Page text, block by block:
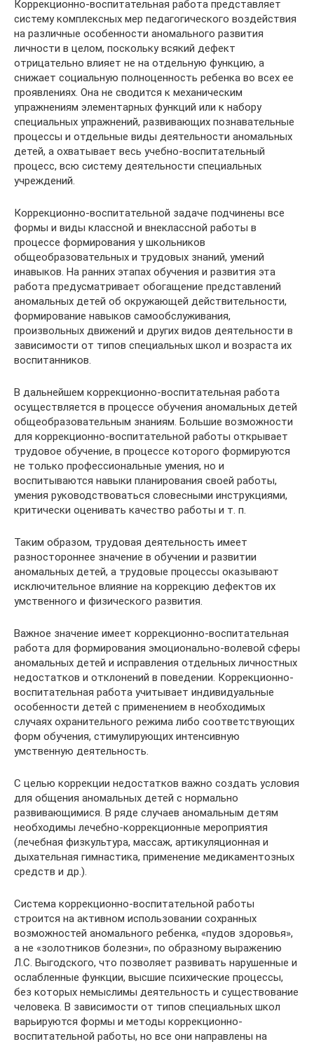
Коррекционно-воспитательная работа представляет
систему комплексных мер педагогического воздействия
на различные особенности аномального развития
личности в целом, поскольку всякий дефект
отрицательно влияет не на отдельную функцию, а
снижает социальную полноценность ребенка во всех ее
проявлениях. Она не сводится к механическим
упражнениям элементарных функций или к набору
специальных упражнений, развивающих познавательные
процессы и отдельные виды деятельности аномальных
детей, а охватывает весь учебно-воспитательный
процесс, всю систему деятельности специальных
учреждений.
Коррекционно-воспитательной задаче подчинены все
формы и виды классной и внеклассной работы в
процессе формирования у школьников
общеобразовательных и трудовых знаний, умений
инавыков. На ранних этапах обучения и развития эта
работа предусматривает обогащение представлений
аномальных детей об окружающей действительности,
формирование навыков самообслуживания,
произвольных движений и других видов деятельности в
зависимости от типов специальных школ и возраста их
воспитанников.
В дальнейшем коррекционно-воспитательная работа
осуществляется в процессе обучения аномальных детей
общеобразовательным знаниям. Большие возможности
для коррекционно-воспитательной работы открывает
трудовое обучение, в процессе которого формируются
не только профессиональные умения, но и
воспитываются навыки планирования своей работы,
умения руководствоваться словесными инструкциями,
критически оценивать качество работы и т. п.
Таким образом, трудовая деятельность имеет
разностороннее значение в обучении и развитии
аномальных детей, а трудовые процессы оказывают
исключительное влияние на коррекцию дефектов их
умственного и физического развития.
Важное значение имеет коррекционно-воспитательная
работа для формирования эмоционально-волевой сферы
аномальных детей и исправления отдельных личностных
недостатков и отклонений в поведении. Коррекционно-
воспитательная работа учитывает индивидуальные
особенности детей с применением в необходимых
случаях охранительного режима либо соответствующих
форм обучения, стимулирующих интенсивную
умственную деятельность.
С целью коррекции недостатков важно создать условия
для общения аномальных детей с нормально
развивающимися. В ряде случаев аномальным детям
необходимы лечебно-коррекционные мероприятия
(лечебная физкультура, массаж, артикуляционная и
дыхательная гимнастика, применение медикаментозных
средств и др.).
Система коррекционно-воспитательной работы
строится на активном использовании сохранных
возможностей аномального ребенка, «пудов здоровья»,
а не «золотников болезни», по образному выражению
Л.С. Выгодского, что позволяет развивать нарушенные и
ослабленные функции, высшие психические процессы,
без которых немыслимы деятельность и существование
человека. В зависимости от типов специальных школ
варьируются формы и методы коррекционно-
воспитательной работы, но все они направлены на